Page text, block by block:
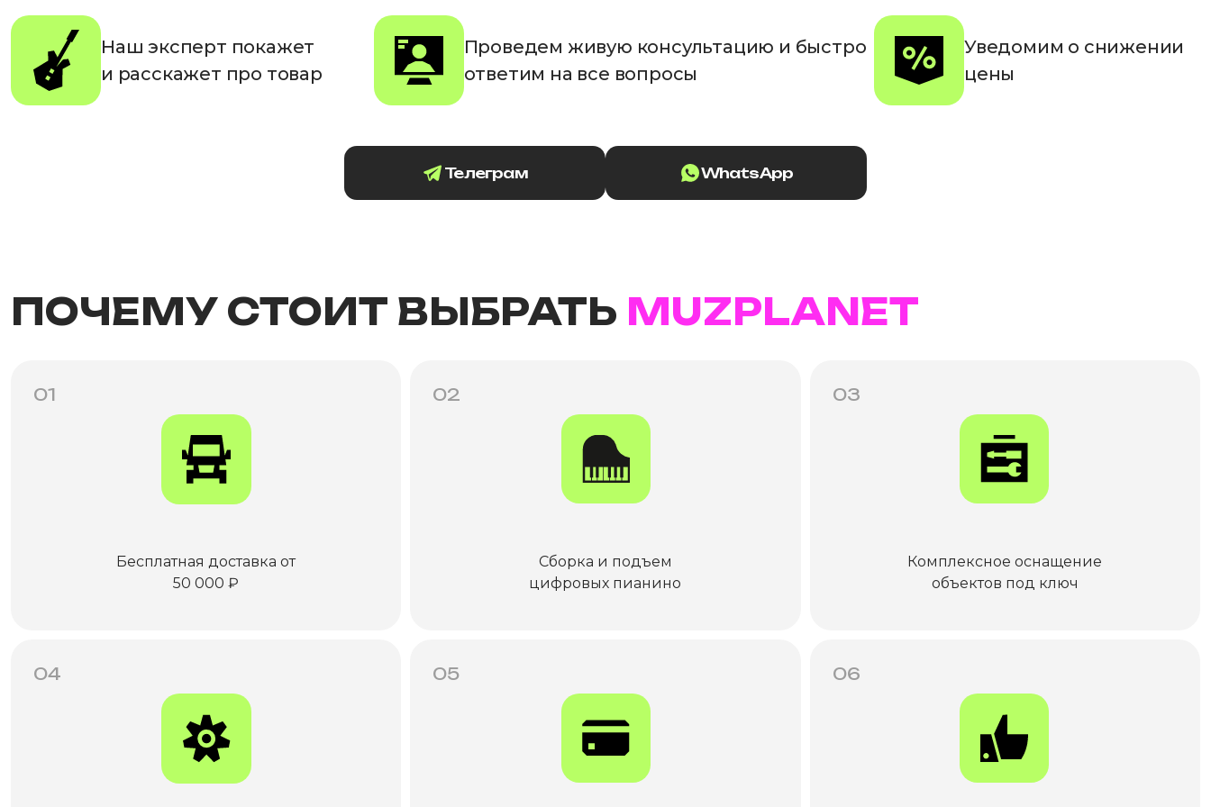
Наш эксперт покажет
и расскажет про товар
Проведем живую консультацию и быстро
ответим на все вопросы
Уведомим о снижении
цены
Телеграм WhatsApp
ПОЧЕМУ СТОИТ ВЫБРАТЬ MUZPLANET
01
Бесплатная доставка от
50 000 ₽
02
Сборка и подъем
цифровых пианино
03
Комплексное оснащение
объектов под ключ
04 05 06